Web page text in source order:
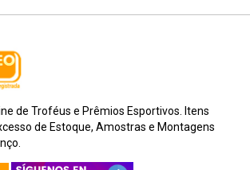
de Troféus e Prêmios Esportivos. Itens
de Estoque, Amostras e Montagens